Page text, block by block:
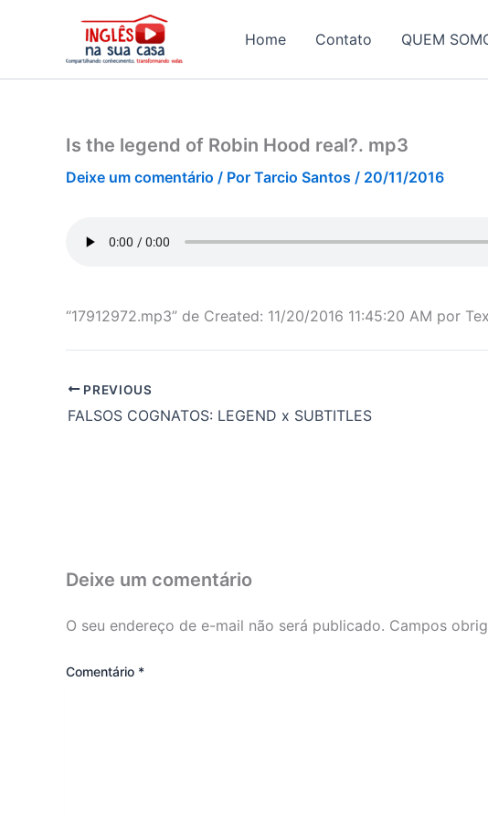
conteúdo
Home Contato QUEM
Is the legend of Robin Hood real?. mp3
Deixe um comentário / Por Tarcio Santos / 20/11/2016
“17912972.mp3” de Created: 11/20/2016 11:45:20 AM por
PREVIOUS
FALSOS COGNATOS: LEGEND x SUBTITLES
Deixe um comentário
O seu endereço de e-mail não será publicado. Campos
Comentário *